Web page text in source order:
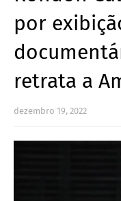
por
retrata a
dezembro 19, 2022